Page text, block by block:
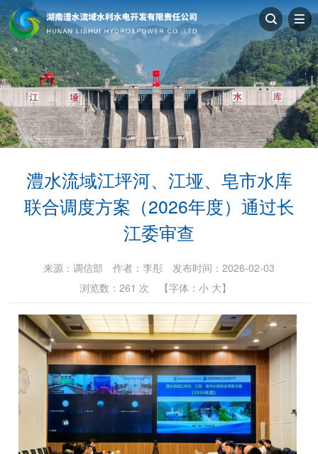
澧水流域江坪河、江垭、皂市水库
联合调度方案（2026年度）通过长
江委审查
来源： 调信部 作者： 李彤
发布时间：2026-02-03
浏览数： 261 次 【字体： 小 大】